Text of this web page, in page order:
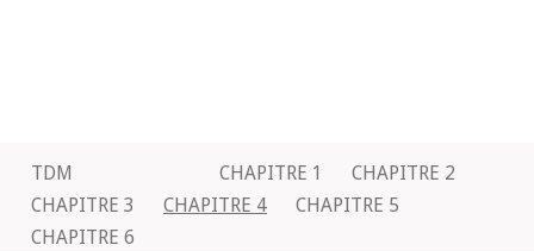
TDM CHAPITRE 1
CHAPITRE 2
CHAPITRE 3
CHAPITRE 4
CHAPITRE 5
CHAPITRE 6